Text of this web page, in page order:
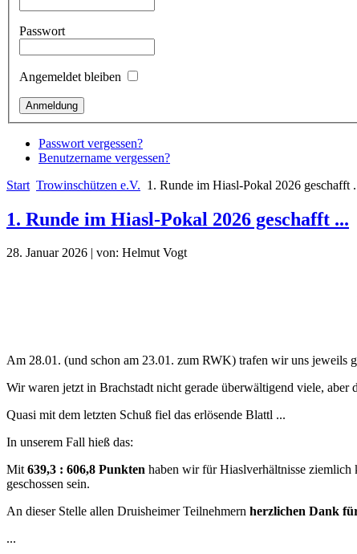
Passwort
Angemeldet bleiben
Passwort vergessen?
Benutzername vergessen?
Start Trowinschützen e.V. 1. Runde im Hiasl-Pokal 2026 geschafft
1. Runde im Hiasl-Pokal 2026 geschafft ...
28. Januar 2026 | von: Helmut Vogt
Am 28.01. (und schon am 23.01. zum RWK) trafen wir uns jeweils
Wir waren jetzt in Brachstadt nicht gerade überwältigend viele, aber
Quasi mit dem letzten Schuß fiel das erlösende Blattl ...
In unserem Fall hieß das:
Mit 639,3 : 606,8 Punkten haben wir für Hiaslverhältnisse ziemlich
geschossen sein.
An dieser Stelle allen Druisheimer Teilnehmern herzlichen Dank
...